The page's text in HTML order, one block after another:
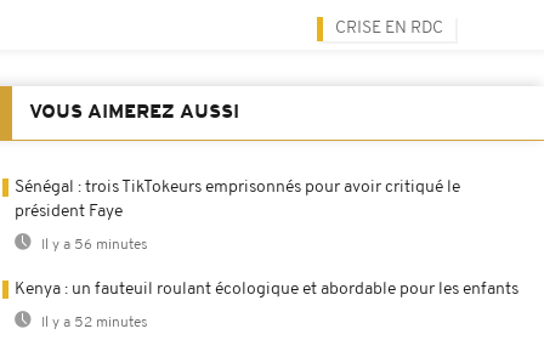
CRISE EN RDC
VOUS AIMEREZ AUSSI
Sénégal : trois TikTokeurs emprisonnés pour avoir critiqué le
président Faye
Il y a 56 minutes
Kenya : un fauteuil roulant écologique et abordable pour les enfants
Il y a 52 minutes